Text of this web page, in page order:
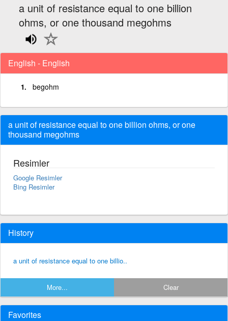
a unit of resistance equal to one billion
ohms, or one thousand megohms
English - English
begohm
a unit of resistance equal to one billion ohms, or one
thousand megohms
Resimler
Google Resimler
Bing Resimler
History
a unit of resistance equal to one billio..
More... Clear
Favorites